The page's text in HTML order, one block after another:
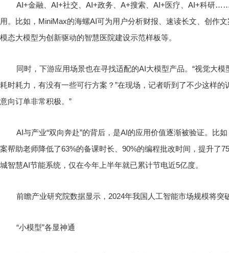
AI+金融、AI+社交、AI+政务、A+搜索、AI+医疗、AI+科研
用。比如，MiniMax的海螺AI可为用户分析财报、速读长文、创作
模态大模型为创新驱动的智慧医院建设示范样板等。
同时，下游应用场景也在寻找适配的AI大模型产品。“视觉大
耗时耗力，有没有一些可行方案？”在现场，记者听到了不少这样
意向订单非常积极。”
AI与产业“双向奔赴”的背后，是AI的应用价值逐渐被验证。比
案帮助老师降低了63%的备课时长、90%的编程批改时间，提升了
城智慧AI节能系统，仅在今年上半年就已累计节电近5亿度。
前瞻产业研究院数据显示，2024年我国人工智能市场规模将
“小模型”各显神通